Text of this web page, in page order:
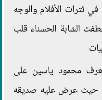
تترات الأفلام والوجه
الشابة الحسناء قلب
محمود ياسين على
حيث عرض عليه صديقه